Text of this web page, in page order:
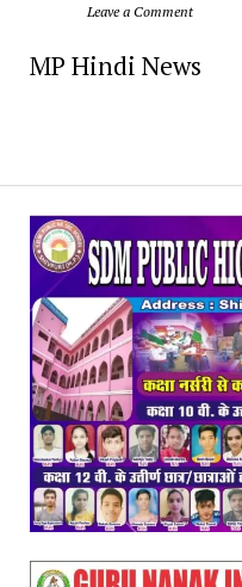
		Leave a Comment
MP Hindi News